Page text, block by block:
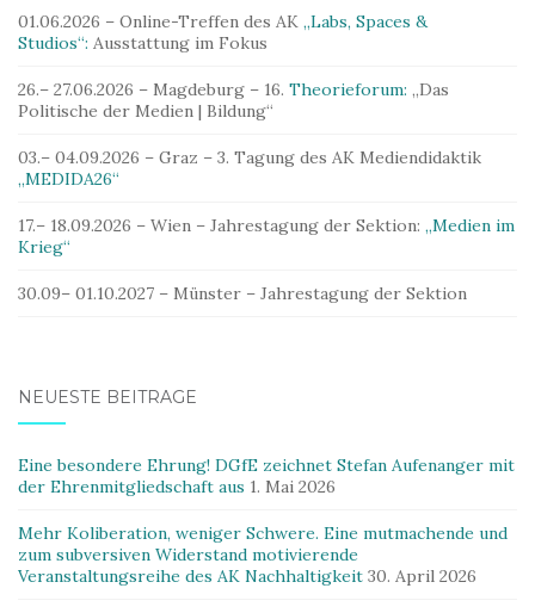
01.06.2026 – Online-Treffen des AK „Labs, Spaces &
Studios“: Ausstattung im Fokus
26.– 27.06.2026 – Magdeburg – 16. Theorieforum: „Das
Politische der Medien | Bildung“
03.– 04.09.2026 – Graz – 3. Tagung des AK Mediendidaktik
„MEDIDA26“
17.– 18.09.2026 – Wien – Jahrestagung der Sektion: „Medien im
Krieg“
30.09– 01.10.2027 – Münster – Jahrestagung der Sektion
NEUESTE BEITRÄGE
Eine besondere Ehrung! DGfE zeichnet Stefan Aufenanger mit
der Ehrenmitgliedschaft aus 1. Mai 2026
Mehr Koliberation, weniger Schwere. Eine mutmachende und
zum subversiven Widerstand motivierende
Veranstaltungsreihe des AK Nachhaltigkeit 30. April 2026